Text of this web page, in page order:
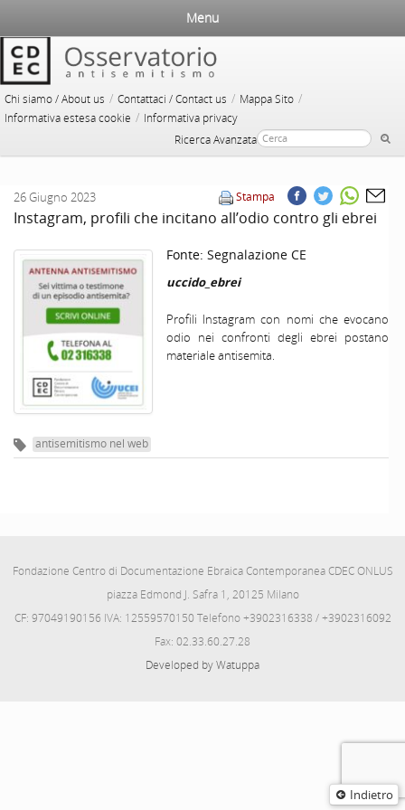
Chi siamo / About us / Contattaci / Contact us / Mappa Sito /
Informativa estesa cookie / Informativa privacy
Ricerca Avanzata
Menu
Indietro
Stampa
26 Giugno 2023
Instagram, profili che incitano all’odio contro gli ebrei
Fonte: Segnalazione CE
uccido_ebrei
Profili Instagram con nomi che evocano
odio nei confronti degli ebrei postano
materiale antisemita.
antisemitismo nel web
Fondazione Centro di Documentazione Ebraica Contemporanea CDEC ONLUS
piazza Edmond J. Safra 1, 20125 Milano
CF: 97049190156 IVA: 12559570150 Telefono +3902316338 / +3902316092
Fax: 02.33.60.27.28
Developed by Watuppa